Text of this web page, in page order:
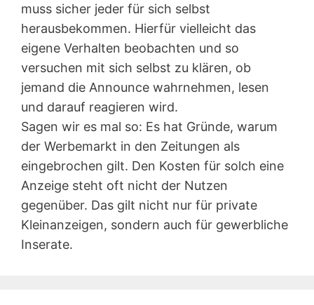
muss sicher jeder für sich selbst
herausbekommen. Hierfür vielleicht das
eigene Verhalten beobachten und so
versuchen mit sich selbst zu klären, ob
jemand die Announce wahrnehmen, lesen
und darauf reagieren wird.
Sagen wir es mal so: Es hat Gründe, warum
der Werbemarkt in den Zeitungen als
eingebrochen gilt. Den Kosten für solch eine
Anzeige steht oft nicht der Nutzen
gegenüber. Das gilt nicht nur für private
Kleinanzeigen, sondern auch für gewerbliche
Inserate.